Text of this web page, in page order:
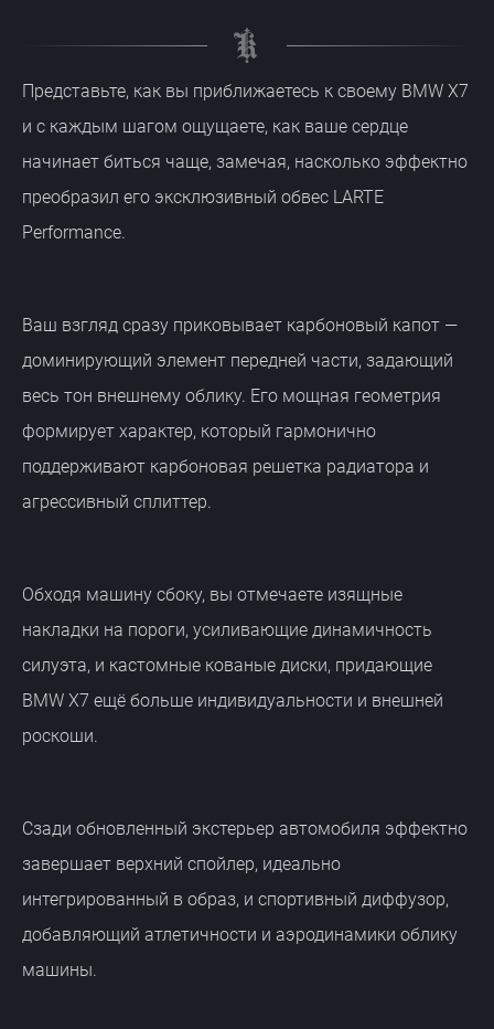
Представьте, как вы приближаетесь к своему BMW X7
и с каждым шагом ощущаете, как ваше сердце
начинает биться чаще, замечая, насколько эффектно
преобразил его эксклюзивный обвес LARTE
Performance.
Ваш взгляд сразу приковывает карбоновый капот —
доминирующий элемент передней части, задающий
весь тон внешнему облику. Его мощная геометрия
формирует характер, который гармонично
поддерживают карбоновая решетка радиатора и
агрессивный сплиттер.
Обходя машину сбоку, вы отмечаете изящные
накладки на пороги, усиливающие динамичность
силуэта, и кастомные кованые диски, придающие
BMW X7 ещё больше индивидуальности и внешней
роскоши.
Сзади обновленный экстерьер автомобиля эффектно
завершает верхний спойлер, идеально
интегрированный в образ, и спортивный диффузор,
добавляющий атлетичности и аэродинамики облику
машины.